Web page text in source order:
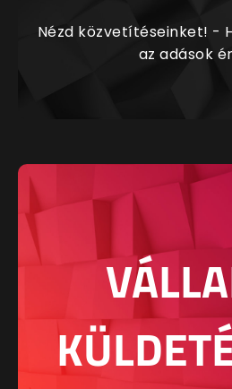
Nézd közvetítéseinket! -
az adások